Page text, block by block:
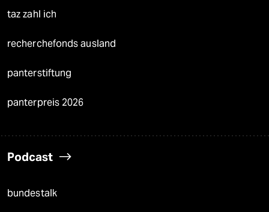
taz zahl ich
recherchefonds ausland
panterstiftung
panterpreis 2026
Podcast
bundestalk